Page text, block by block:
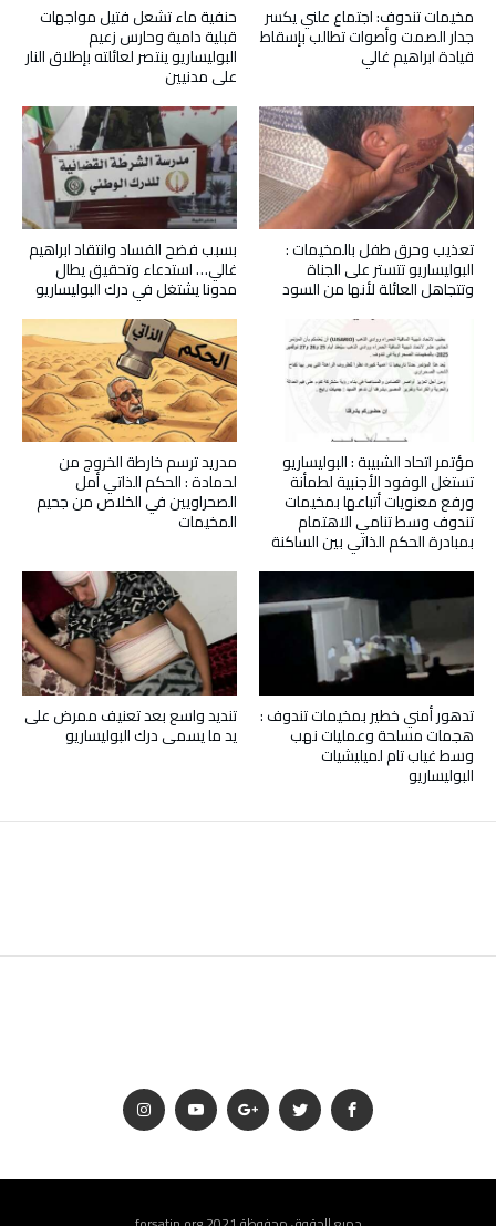
حنفية ماء تشعل فتيل مواجهات
قبلية دامية وحارس زعيم
البوليساريو ينتصر لعائلته بإطلاق النار
على مدنيين
مخيمات تندوف: اجتماع علني يكسر
جدار الصمت وأصوات تطالب بإسقاط
قيادة ابراهيم غالي
بسبب فضح الفساد وانتقاد ابراهيم
غالي… استدعاء وتحقيق يطال
مدونا يشتغل في درك البوليساريو
تعذيب وحرق طفل بالمخيمات :
البوليساريو تتستر على الجناة
وتتجاهل العائلة لأنها من السود
مدريد ترسم خارطة الخروج من
لحمادة : الحكم الذاتي أمل
الصحراويين في الخلاص من جحيم
المخيمات
مؤتمر اتحاد الشبيبة : البوليساريو
تستغل الوفود الأجنبية لطمأنة
ورفع معنويات أتباعها بمخيمات
تندوف وسط تنامي الاهتمام
بمبادرة الحكم الذاتي بين الساكنة
تنديد واسع بعد تعنيف ممرض على
يد ما يسمى درك البوليساريو
تدهور أمني خطير بمخيمات تندوف :
هجمات مسلحة وعمليات نهب
وسط غياب تام لميليشيات
البوليساريو